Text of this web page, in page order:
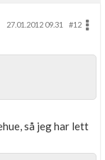
27.01.2012 09.31
#12
så jeg har lett